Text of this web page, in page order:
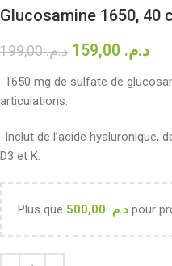
Glucosamine 1650, 40
د.م.199,00 د.م.
-1650 mg de sulfate de
articulations.
-Inclut de l’acide hyaluronique,
D3 et K.
Plus que د.م. pour